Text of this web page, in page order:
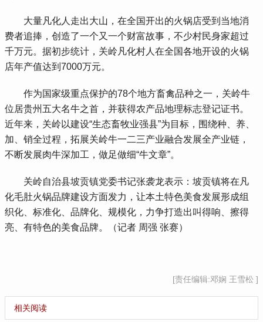
大量凡化人走出大山，在全国开出的火锅店受到当地消
费者追捧，创造了一个又一个财富故事，不少村民身家超过
千万元。据初步统计，关岭凡化村人在全国各地开设的火锅
店年产值达到7000万元。
作为国家级重点保护的78个地方畜禽品种之一，关岭牛
位居贵州五大名牛之首，并获得农产品地理标志登记证书。
近年来，关岭以建设“生态畜牧业强县”为目标，围绕种、养、
加、销全过程，拓展关岭牛一二三产业融合发展全产业链，
不断发展肉牛深加工，做足做细“牛文章”。
关岭自治县坡贡镇党委书记张袭龙表示：坡贡镇将在凡
化毛肚火锅品牌建设方面发力，让本土特色美食发展形成组
织化、标准化、品牌化、规模化，力争打造出叫得响、擦得
亮、有特色的美食品牌。（记者 周强 张赛）
[责任编辑:邓娴 王雪松 ]
相关阅读